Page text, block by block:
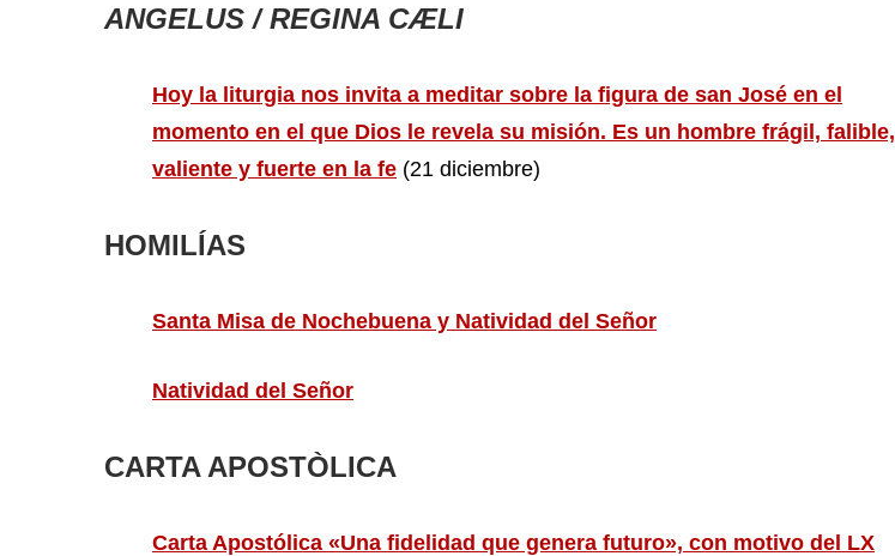
ANGELUS / REGINA CÆLI
Hoy la liturgia nos invita a meditar sobre la figura de san José en el
momento en el que Dios le revela su misión. Es un hombre frágil, falible,
valiente y fuerte en la fe (21 diciembre)
HOMILÍAS
Santa Misa de Nochebuena y Natividad del Señor
Natividad del Señor
CARTA APOSTÒLICA
Carta Apostólica «Una fidelidad que genera futuro», con motivo del LX